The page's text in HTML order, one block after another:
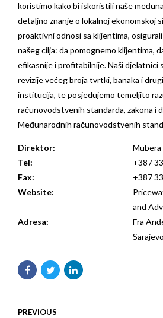
koristimo kako bi iskoristili naše
detaljno znanje o lokalnoj ekonomskoj
proaktivni odnosi sa klijentima,
našeg cilja: da pomognemo klijentima,
efikasnije i profitabilnije. Naši djelatnici
revizije većeg broja tvrtki, banaka i
institucija, te posjedujemo temeljito
računovodstvenih standarda, zakona i
Međunarodnih računovodstvenih
Direktor:
Mubera
Tel:
+387
Fax:
+387
Website:
and
Adresa:
Fra
PREVIOUS